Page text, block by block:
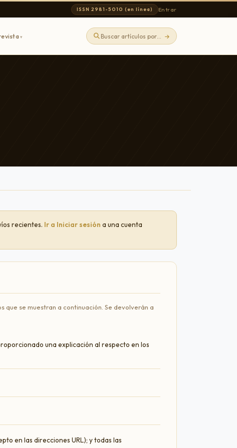
ISSN 2981-5010 (en línea) Entrar
recientes. Ir a Iniciar sesión a una cuenta
se muestran a continuación. Se devolverán a
una explicación al respecto en los
en las direcciones URL); y todas las